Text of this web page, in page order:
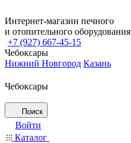
Интернет-магазин печного
и отопительного оборудования
+7 (927) 667-45-15
Чебоксары
Нижний Новгород Казань
Чебоксары
Поиск
Войти
Каталог